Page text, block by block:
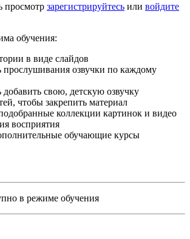
просмотр зарегистрируйтесь или войдите
обучения:
в виде слайдов
прослушивания озвучки по каждому
добавить свою, детскую озвучку
чтобы закрепить материал
коллекции картинок и видео
восприятия
обучающие курсы
в режиме обучения